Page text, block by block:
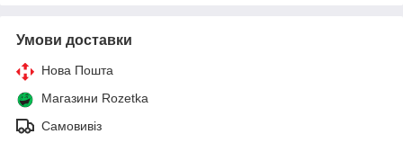
Умови доставки
Нова Пошта
Магазини Rozetka
Самовивіз